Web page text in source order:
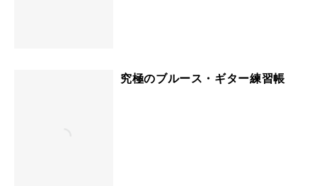
究極のブルース・ギター練習帳